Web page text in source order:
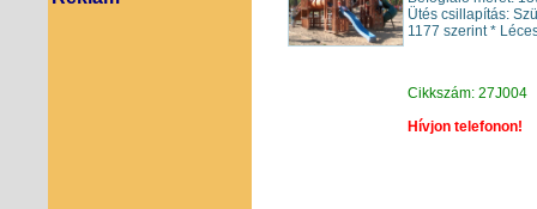
Ütés csillapítás:
1177 szerint *
Cikkszám: 27J004
Hívjon telefonon!